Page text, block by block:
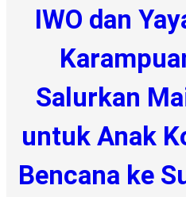
IWO dan
Salurkan
untuk Anak
Bencana ke